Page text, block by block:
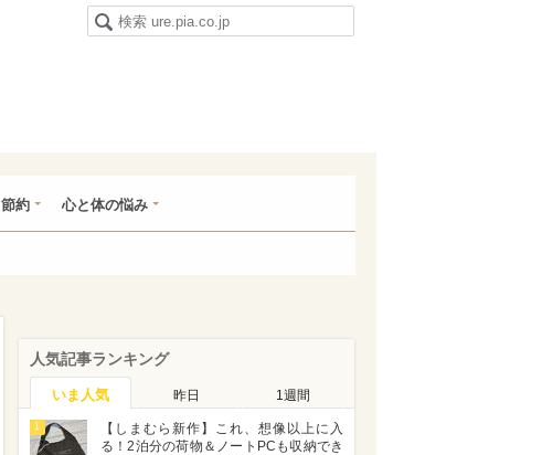
節約 心と体の悩み
人気記事ランキング
いま人気 昨日 1週間
1
【しまむら新作】これ、想像以上に入
る！2泊分の荷物＆ノートPCも収納でき